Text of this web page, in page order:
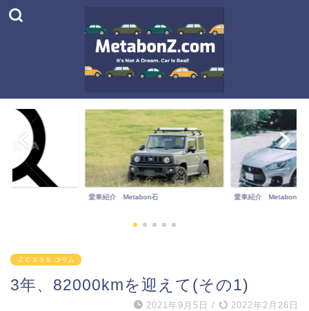
愛車紹介 Metabon石 愛車紹介 Metabon宮
ＺＣ３３Ｓ コラム
3年、82000kmを迎えて(その1)
2021年9月5日 / 2022年2月26日